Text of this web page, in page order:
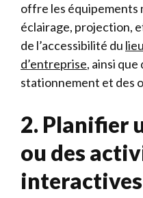
offre les équipements
éclairage, projection,
de l’accessibilité du
d’entreprise, ainsi
stationnement et des
2. Planifier
ou des
interactives